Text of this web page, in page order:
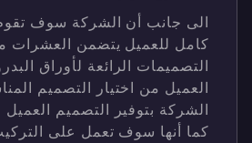
الى جانب أن الشركة سوف
كامل للعميل يتضمن العشرات
التصميمات الرائعة لأوراق
العميل من اختيار التصميم
الشركة بتوفير التصميم العميل
كما أنها سوف تعمل على